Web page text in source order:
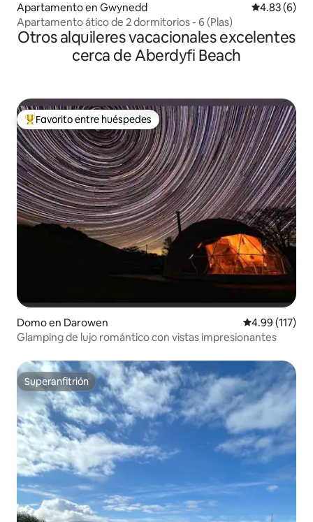
Apartamento en Gwynedd Calificación
4.83 (6)
Apartamento ático de 2 dormitorios - 6 (Plas)
Otros alquileres vacacionales excelentes
cerca de Aberdyfi Beach
Favorito entre huéspedes preferido
Favorito entre huéspedes
Domo en Darowen Calificación
4.99 (117)
Glamping de lujo romántico con vistas impresionantes
Superanfitrión
Superanfitrión